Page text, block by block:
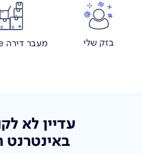
בזק שלי מעבר דירה Online
עדיין לא
באינטרנט